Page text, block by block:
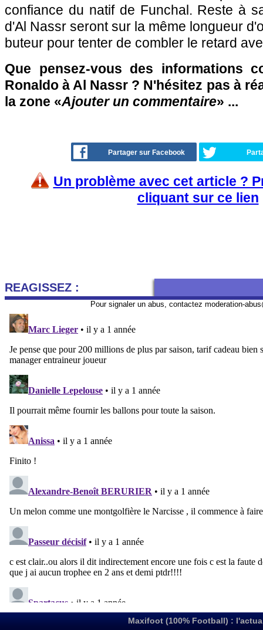
confiance du natif de Funchal. Reste à
d'Al Nassr seront sur la même longueur
buteur pour tenter de combler le retard
Que pensez-vous des informations
Ronaldo à Al Nassr ? N'hésitez pas à
la zone «Ajouter un commentaire» ...
Partager sur Facebook
Un problème avec cet article ?
cliquant sur ce lien
REAGISSEZ :
Pour signaler un abus, contactez moderation-
Maxifoot (100% Football) :